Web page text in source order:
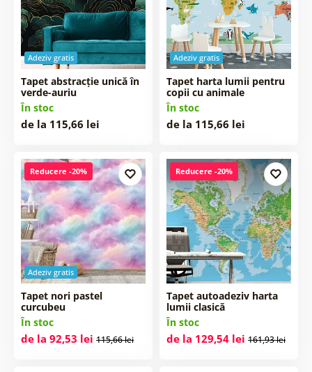
Adeziv gratis
Tapet abstracție unică în
verde-auriu
În stoc
de la 115,66 lei
Adeziv gratis
Tapet harta lumii pentru
copii cu animale
În stoc
de la 115,66 lei
Adeziv gratis
Reducere -20%
Tapet nori pastel
curcubeu
În stoc
de la 92,53 lei 115,66 lei
Reducere -20%
Tapet autoadeziv harta
lumii clasică
În stoc
de la 129,54 lei 161,93 lei